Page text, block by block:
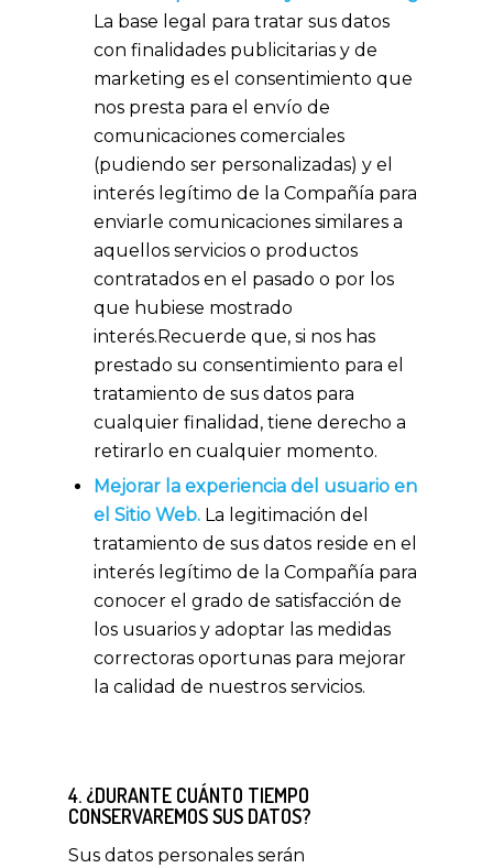
La base legal para tratar sus datos
con finalidades publicitarias y de
marketing es el consentimiento que
nos presta para el envío de
comunicaciones comerciales
(pudiendo ser personalizadas) y el
interés legítimo de la Compañía para
enviarle comunicaciones similares a
aquellos servicios o productos
contratados en el pasado o por los
que hubiese mostrado
interés.Recuerde que, si nos has
prestado su consentimiento para el
tratamiento de sus datos para
cualquier finalidad, tiene derecho a
retirarlo en cualquier momento.
Mejorar la experiencia del usuario en
el Sitio Web. La legitimación del
tratamiento de sus datos reside en el
interés legítimo de la Compañía para
conocer el grado de satisfacción de
los usuarios y adoptar las medidas
correctoras oportunas para mejorar
la calidad de nuestros servicios.
4. ¿DURANTE CUÁNTO TIEMPO
CONSERVAREMOS SUS DATOS?
Sus datos personales serán